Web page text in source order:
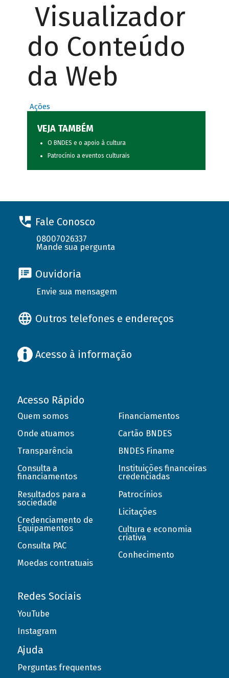
Visualizador
do Conteúdo
da Web
Ações
VEJA TAMBÉM
O BNDES e o apoio à cultura
Patrocínio a eventos culturais
Fale Conosco
08007026337
Mande sua pergunta
Ouvidoria
Envie sua mensagem
Outros telefones e endereços
Acesso à informação
Acesso Rápido
Quem somos
Onde atuamos
Transparência
Consulta a
financiamentos
Resultados para a
sociedade
Credenciamento de
Equipamentos
Consulta PAC
Moedas contratuais
Financiamentos
Cartão BNDES
BNDES Finame
Instituições financeiras
credenciadas
Patrocínios
Licitações
Cultura e economia
criativa
Conhecimento
Redes Sociais
YouTube
Instagram
Ajuda
Perguntas frequentes